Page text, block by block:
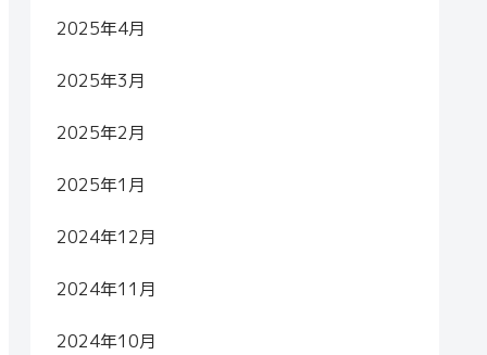
2025年4月
2025年3月
2025年2月
2025年1月
2024年12月
2024年11月
2024年10月